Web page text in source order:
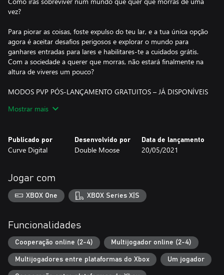
vez?
Para piorar as coisas, foste expulso do teu lar, e a tua única opção
agora é aceitar desafios perigosos e explorar o mundo para
ganhares entradas para lares e habilitares-te a cuidados grátis.
Com a sociedade a querer que morras, não estará finalmente na
altura de viveres um pouco?
MODOS PVP PÓS-LANÇAMENTO GRATUITOS – JÁ DISPONÍVEIS
Dá aos boomers o que merecem e fá-los lutar pelas suas vidas!
Joga em 4 arenas novas, personaliza os modos de jogo e começa
a arrancar membros.
competição de Velho contra Velho vai COMEÇAR!
CARACTERÍSTICAS PRINCIPAIS
És um velho. Zangado, frágil, pobre e a odiar o mundo: o sonho
algo em comum com os teus avós.
PARTE UMA PERNA... PARTE UM PESCOÇO
Descobre as alegrias de ser velho e feito de vidro: tudo pode
Mostrar mais
Publicado por
Curve Digital
Desenvolvido por
Double Moose
Data de lançamento
20/05/2021
Jogar com
XBOX One XBOX Series X|S
Funcionalidades
Cooperação online (2-4) Multijogador online (2-4)
Multijogadores entre plataformas do Xbox Um jogador